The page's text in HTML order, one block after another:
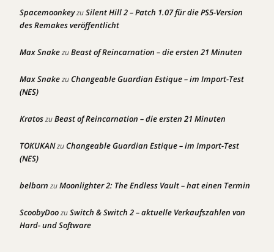
SpacemoonkeyzuSilent Hill 2 – Patch 1.07 für die PS5-Version
des Remakes veröffentlicht
Max SnakezuBeast of Reincarnation – die ersten 21 Minuten
Max SnakezuChangeable Guardian Estique – im Import-Test
(NES)
KratoszuBeast of Reincarnation – die ersten 21 Minuten
TOKUKANzuChangeable Guardian Estique – im Import-Test
(NES)
belborn zuMoonlighter 2: The Endless Vault – hat einen Termin
ScoobyDoozuSwitch & Switch 2 – aktuelle Verkaufszahlen von
Hard- und Software